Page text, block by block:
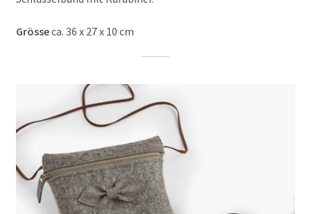
Grösseca. 36 x 27 x 10 cm